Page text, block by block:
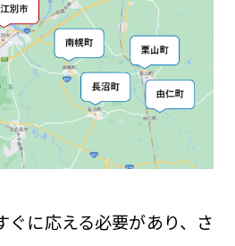
ぐに応える必要があり、さ